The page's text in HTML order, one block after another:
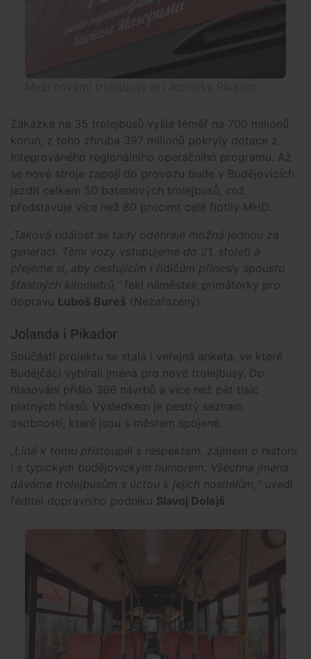
Zakázka na 35 trolejbusů vyšla téměř na 700 milionů
korun, z toho zhruba 397 milionů pokryly dotace z
Integrovaného regionálního operačního programu. Až
se nové stroje zapojí do provozu bude v Budějovicích
jezdit celkem 50 bateriových trolejbusů, což
představuje více než 80 procent celé flotily MHD.
„Taková událost se tady odehraje možná jednou za
generaci. Těmi vozy vstupujeme do 21. století a
přejeme si, aby cestujícím i řidičům přinesly spoustu
šťastných kilometrů,“ řekl náměstek primátorky pro
dopravu Luboš Bureš (Nezařazený).
Jolanda i Pikador
Součástí projektu se stala i veřejná anketa, ve které
Budějčáci vybírali jména pro nové trolejbusy. Do
hlasování přišlo 366 návrhů a více než pět tisíc
platných hlasů. Výsledkem je pestrý seznam
osobností, které jsou s městem spojené.
„Lidé k tomu přistoupili s respektem, zájmem o historii
i s typickým budějovickým humorem. Všechna jména
dáváme trolejbusům s úctou k jejich nositelům,“ uvedl
ředitel dopravního podniku Slavoj Dolejš.